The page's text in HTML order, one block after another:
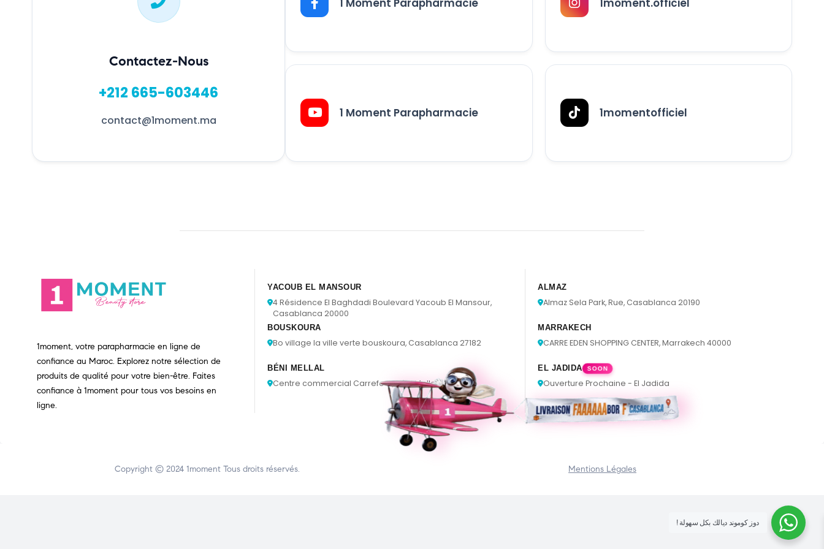
Contactez-Nous
+212 665-603446
contact@1moment.ma
1 Moment Parapharmacie 1momentofficiel
1moment, votre parapharmacie en ligne de
confiance au Maroc. Explorez notre sélection de
produits de qualité pour votre bien-être. Faites
confiance à 1moment pour tous vos besoins en
ligne.
YACOUB EL MANSOUR
4 Résidence El Baghdadi Boulevard Yacoub El Mansour,
Casablanca 20000
BOUSKOURA
Bo village la ville verte bouskoura, Casablanca 27182
BÉNI MELLAL
Centre commercial Carrefour, Béni Mellal 23030
ALMAZ
Almaz Sela Park, Rue, Casablanca 20190
MARRAKECH
CARRE EDEN SHOPPING CENTER, Marrakech 40000
EL JADIDA SOON
Ouverture Prochaine - El Jadida
Copyright © 2024 1momentTous droits réservés. Mentions Légales
! دوز كوموند ديالك بكل سهولة